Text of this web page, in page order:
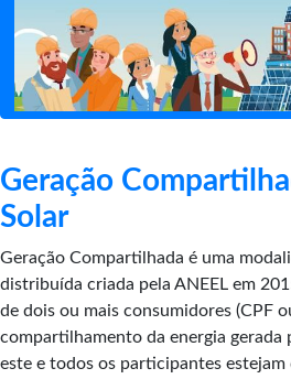
Geração
Solar
Geração Compartilhada é uma
distribuída criada pela ANEEL em
de dois ou mais consumidores (CPF
compartilhamento da energia gerada
este e todos os participantes estejam